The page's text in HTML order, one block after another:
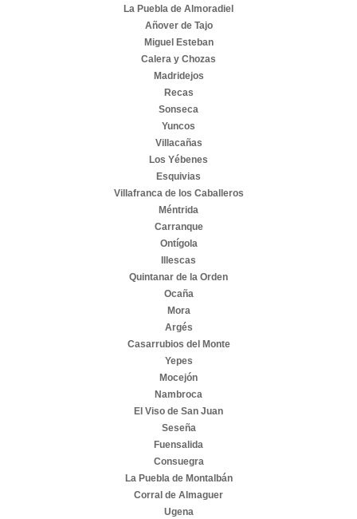
La Puebla de Almoradiel
Añover de Tajo
Miguel Esteban
Calera y Chozas
Madridejos
Recas
Sonseca
Yuncos
Villacañas
Los Yébenes
Esquivias
Villafranca de los Caballeros
Méntrida
Carranque
Ontígola
Illescas
Quintanar de la Orden
Ocaña
Mora
Argés
Casarrubios del Monte
Yepes
Mocejón
Nambroca
El Viso de San Juan
Seseña
Fuensalida
Consuegra
La Puebla de Montalbán
Corral de Almaguer
Ugena